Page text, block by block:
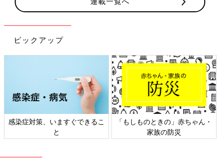
ピックアップ
感染症対策、いますぐできるこ
と
「もしものときの」赤ちゃん・
家族の防災